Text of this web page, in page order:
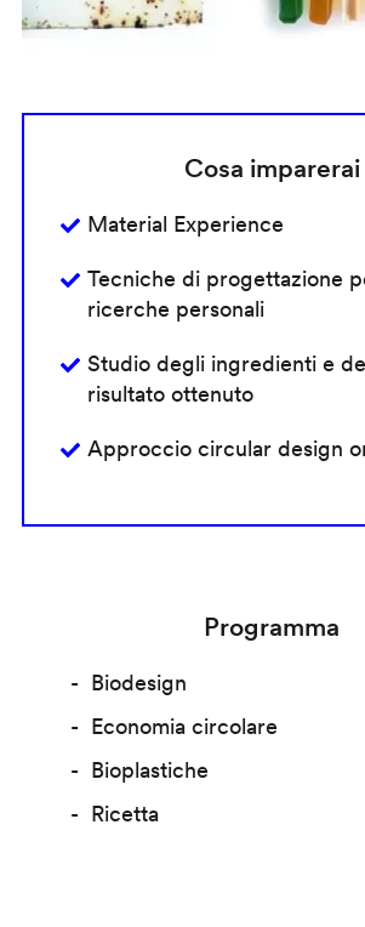
Cosa imparerai
Material Experience
Tecniche di progettazione
ricerche personali
Studio degli ingredienti e
risultato ottenuto
Approccio circular design
Programma
Biodesign
Economia circolare
Bioplastiche
Ricetta